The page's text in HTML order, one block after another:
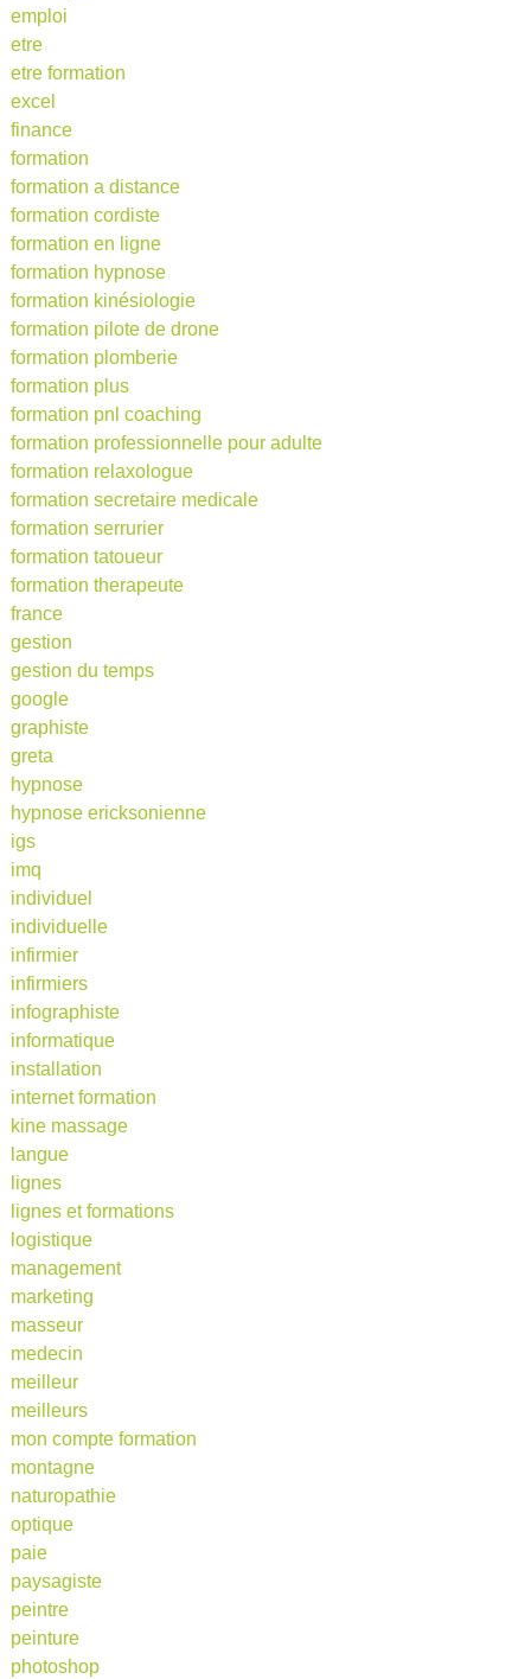
emploi
etre
etre formation
excel
finance
formation
formation a distance
formation cordiste
formation en ligne
formation hypnose
formation kinésiologie
formation pilote de drone
formation plomberie
formation plus
formation pnl coaching
formation professionnelle pour adulte
formation relaxologue
formation secretaire medicale
formation serrurier
formation tatoueur
formation therapeute
france
gestion
gestion du temps
google
graphiste
greta
hypnose
hypnose ericksonienne
igs
imq
individuel
individuelle
infirmier
infirmiers
infographiste
informatique
installation
internet formation
kine massage
langue
lignes
lignes et formations
logistique
management
marketing
masseur
medecin
meilleur
meilleurs
mon compte formation
montagne
naturopathie
optique
paie
paysagiste
peintre
peinture
photoshop